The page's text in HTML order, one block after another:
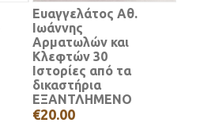
Ευαγγελάτος Αθ.
Ιωάννης
Αρματωλών και
Κλεφτών 30
Ιστορίες από τα
δικαστήρια
ΕΞΑΝΤΛΗΜΕΝΟ
€20.00